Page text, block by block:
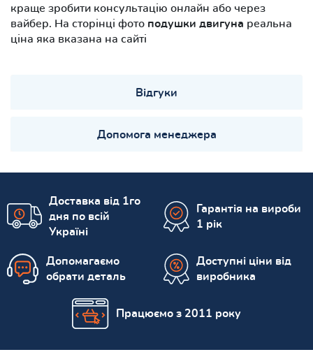
краще зробити консультацію онлайн або через
вайбер. На сторінці фото подушки двигуна реальна
ціна яка вказана на сайті
Відгуки
Допомога менеджера
Доставка від 1го
дня по всій
Україні
Гарантія на вироби
1 рік
Допомагаємо
обрати деталь
Доступні ціни від
виробника
Працюємо з 2011 року